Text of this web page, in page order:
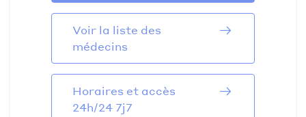
Voir la liste des
médecins
Horaires et accès
24h/24 7j7